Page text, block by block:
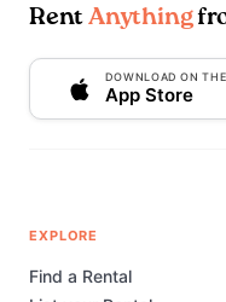
Rent Anything
DOWNLOAD ON THE
App Store
EXPLORE
Find a Rental